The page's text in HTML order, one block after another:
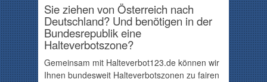
Sie ziehen von Österreich nach
Deutschland? Und benötigen in der
Bundesrepublik eine
Halteverbotszone?
Gemeinsam mit Halteverbot123.de können wir
Ihnen bundesweit Halteverbotszonen zu fairen